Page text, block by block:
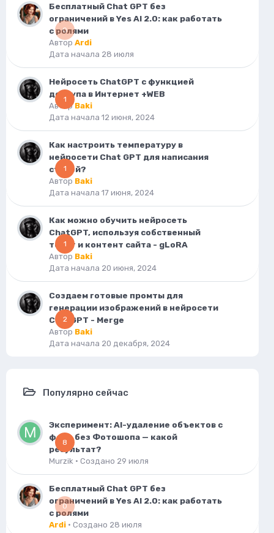
0
Бесплатный Chat GPT без
ограничений в Yes AI 2.0: как работать
с ролями
Автор Ardi
Дата начала 28 июля
1
Нейросеть ChatGPT с функцией
доступа в Интернет +WEB
АвторBaki
Дата начала 12 июня, 2024
1
Как настроить температуру в
нейросети Chat GPT для написания
статей?
Автор Baki
Дата начала 17 июня, 2024
1
Как можно обучить нейросеть
ChatGPT, используя собственный
текст и контент сайта - gLoRA
Автор Baki
Дата начала 20 июня, 2024
2
Cоздаем готовые промты для
генерации изображений в нейросети
ChatGPT - Merge
Автор Baki
Дата начала 20 декабря, 2024
Популярно сейчас
8
Эксперимент: AI-удаление объектов с
фото без Фотошопа — какой
результат?
Murzik · Создано 29 июля
0
Бесплатный Chat GPT без
ограничений в Yes AI 2.0: как работать
с ролями
Ardi · Создано 28 июля